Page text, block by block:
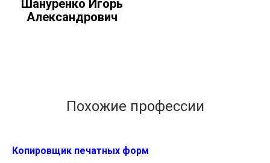
Шануренко Игорь
Александрович
Похожие профессии
Копировщик печатных форм